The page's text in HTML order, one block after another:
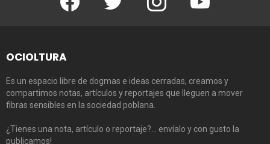
OCIOLTURA
Es un espacio libre de dogmas e ideas cerradas, creamos y
compartimos notas, artículos y reportajes que lleguen a mover
fibras sensibles en la sociedad poblana.
¿Tienes una nota, artículo o reportaje?… envíalo y con gusto la
publicamos!